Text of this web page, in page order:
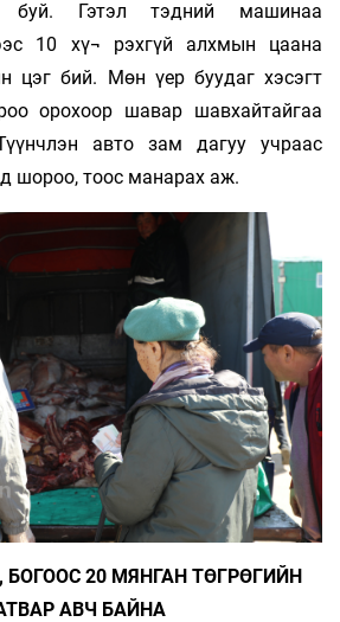
буй. Гэтэл тэдний машинаа
10 хү¬ рэхгүй алхмын цаана
цэг бий. Мөн үер буудаг хэсэгт
орохоор шавар шавхайтайгаа
авто зам дагуу учраас
шороо, тоос манарах аж.
20 МЯНГАН ТӨГРӨГИЙН
АВЧ БАЙНА